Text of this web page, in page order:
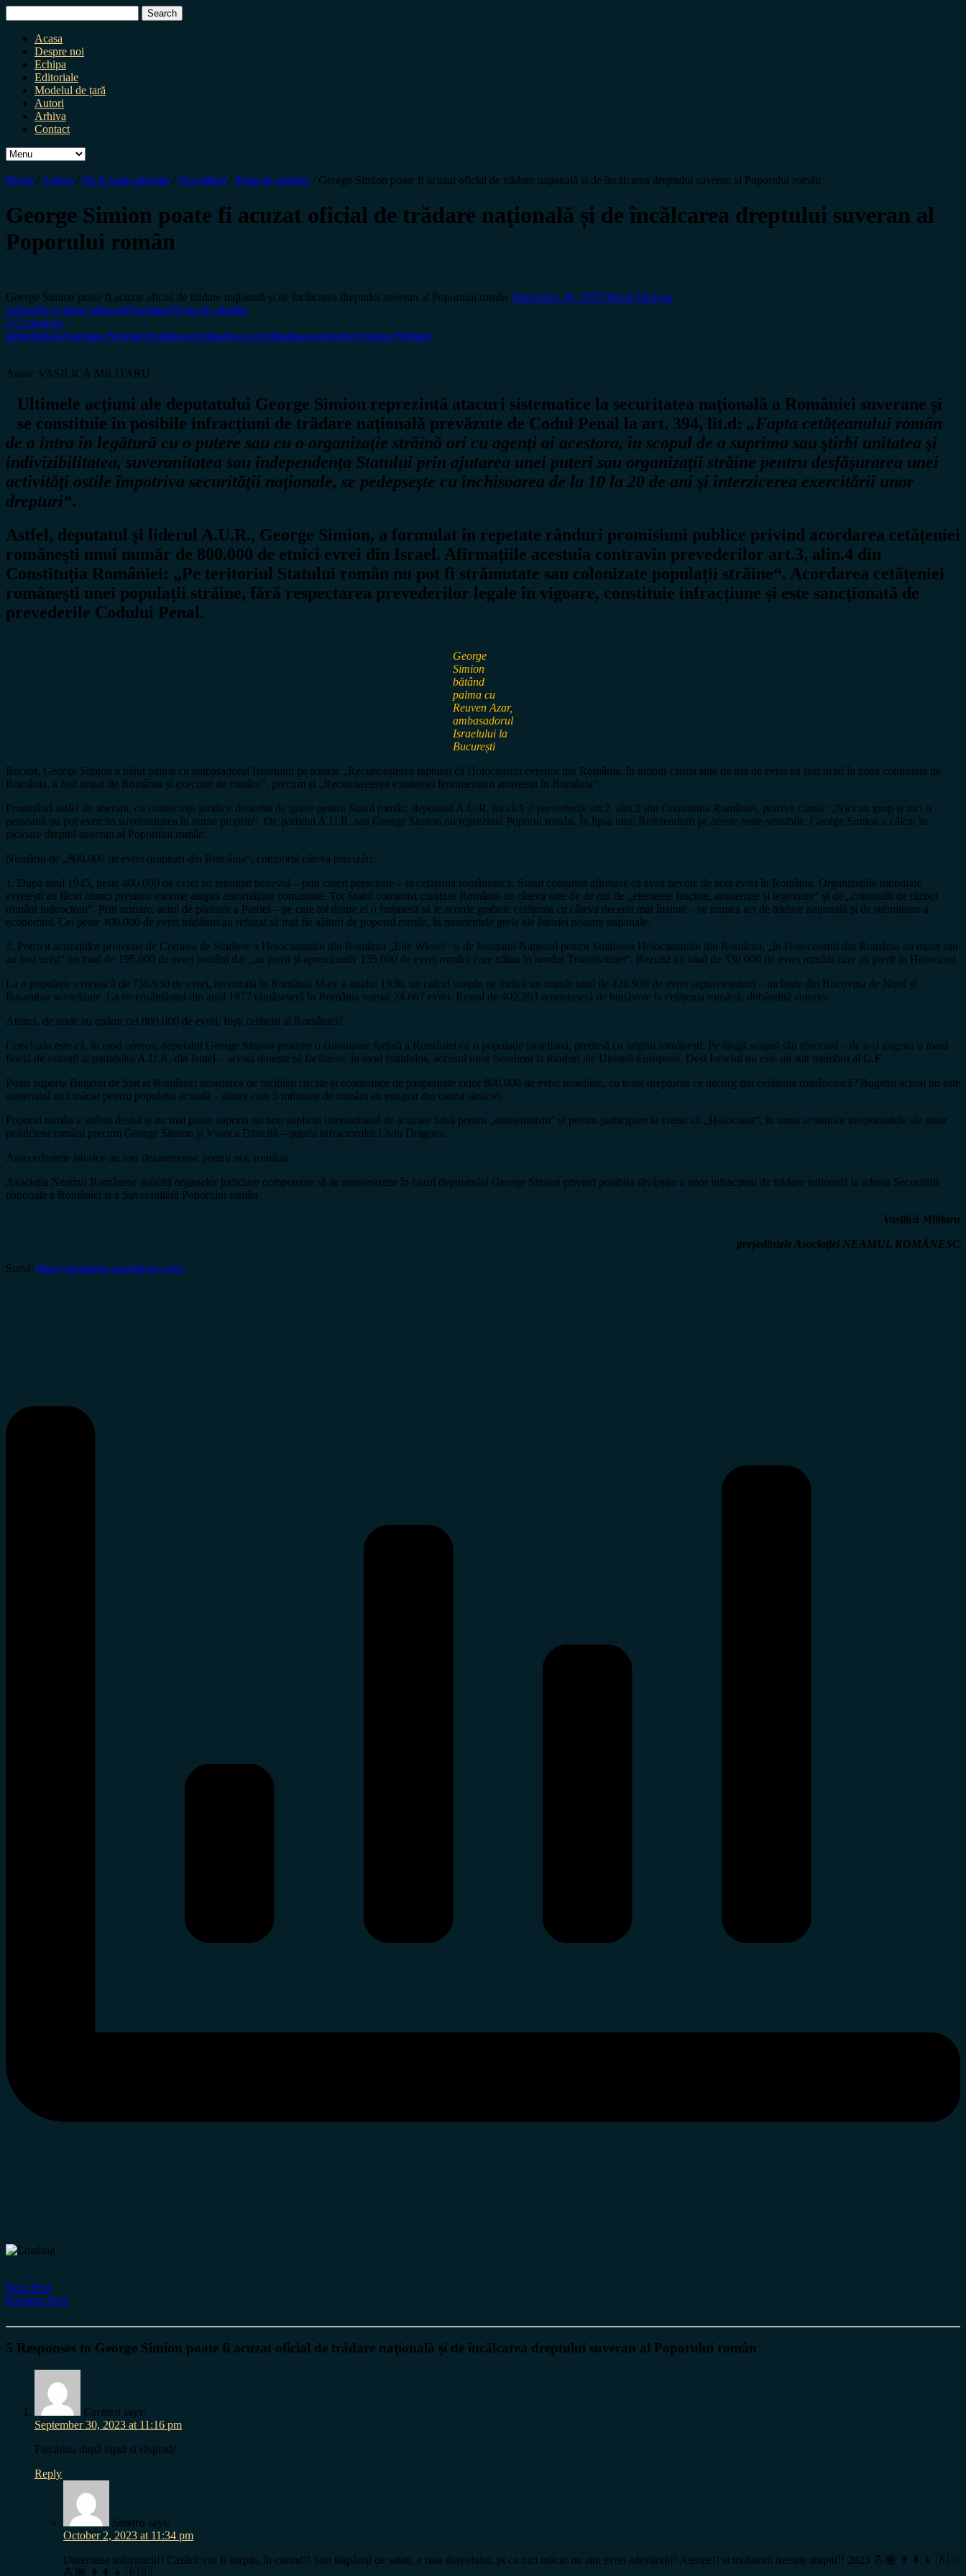
for:
Acasa
Despre noi
Echipa
Editoriale
Modelul de țară
Autori
Arhiva
Contact
Home / Arhiva / De la lume adunate / Dezvăluiri / Tema de gândire / George Simion poate fi acuzat oficial de trădare naţională și de încălcarea dreptului suveran al Poporului român
George Simion poate fi acuzat oficial de trădare naţională și de încălcarea dreptului suveran al
Poporului român
George Simion poate fi acuzat oficial de trădare naţională și de încălcarea dreptului suveran al Poporului român September 28, 2023 Miron Manega
ArhivaDe la lume adunateDezvăluiriTema de gândire
5 Comments
antisemitismAsociația Neamul Românesccertitudinea.rocertitudinea.roortodoxVasilică Militaru
Autor: VASILICĂ MILITARU
Ultimele acţiuni ale deputatului George Simion reprezintă atacuri sistematice la securitatea națională a României suverane și
se constituie în posibile infracţiuni de trădare naţională prevăzute de Codul Penal la art. 394, lit.d: „Fapta cetăţeanului român
de a intra în legătură cu o putere sau cu o organizaţie străină ori cu agenţi ai acestora, în scopul de a suprima sau ştirbi unitatea şi
indivizibilitatea, suveranitatea sau independenţa Statului prin ajutarea unei puteri sau organizaţii străine pentru desfăşurarea unei
activităţi ostile împotriva securităţii naţionale, se pedepseşte cu închisoarea de la 10 la 20 de ani şi interzicerea exercitării unor
drepturi“.
Astfel, deputatul și liderul A.U.R., George Simion, a formulat în repetate rânduri promisiuni publice privind acordarea cetățeniei
românești unui număr de 800.000 de etnici evrei din Israel. Afirmațiile acestuia contravin prevederilor art.3, alin.4 din
Constituția României: „Pe teritoriul Statului român nu pot fi strămutate sau colonizate populații străine“. Acordarea cetățeniei
românești unei populații străine, fără respectarea prevederilor legale în vigoare, constituie infracțiune și este sancționată de
prevederile Codului Penal.
George
Simion
bătând
palma cu
Reuven Azar,
ambasadorul
Israelului la
București
Recent, George Simion a bătut palma cu ambasadorul Israelului pe temele „Recunoașterea faptului că Holocaustul evreilor din România, în timpul căruia sute de mii de evrei au fost uciși în zona controlată de
România, a fost inițiat de România și executat de români“, precum și „Recunoașterea existenței fenomenului antisemit în România“.
Promițând astfel de aberații, cu consecințe juridice deosebit de grave pentru Statul român, deputatul A.U.R. încalcă și prevederile art.2, alin.2 din Constituția României, potrivit căruia: „Nici un grup și nici o
persoană nu pot exercita suveranitatea în nume propriu“. Or, partidul A.U.R. sau George Simion nu reprezintă Poporul român. În lipsa unui Referendum pe aceste teme sensibile, George Simion a călcat în
picioare dreptul suveran al Poporului român.
Numărul de „800.000 de evrei originari din România“, comportă câteva precizări:
1. După anul 1945, peste 400.000 de evrei au renunțat benevol – prin cereri personale – la cetățenia românească. Statul comunist afirmase că avea nevoie de acei evrei în România. Organizațiile mondiale
evreiești au făcut atunci presiuni enorme asupra autorităților comuniste. Tot Statul comunist curățase România de câteva sute de de mii de „elemente fasciste, antisemite și legionare“ și de „criminalii de război
români iudeoctoni“. Prin urmare, actul de părăsire a Patriei – pe care tot dintre ei o forțaseră să le acorde grabnic cetățenia cu câteva decenii mai înainte – se numea act de trădare națională și de subminare a
economiei. Cei peste 400.000 de evrei trădători au refuzat să mai fie alături de poporul român, în momentele grele ale Istoriei noastre naționale.
2. Potrivit acuzațiilor proferate de Comisia de Studiere a Holocaustului din România „Elie Wiesel“ și de Institutul Național pentru Studierea Holocaustului din România, „în Holocaustul din România au murit sau
au fost uciși“ un total de 195.000 de evrei români dar „au pierit și aproximativ 135.000 de evrei români care trăiau în nordul Transilvaniei“. Rezultă un total de 330.000 de evrei români care au pierit în Holocaust.
La o populație evreiască de 756.930 de evrei, recenzată în România Mare a anului 1930, un calcul simplu ne indică un număr total de 426.930 de evrei supraviețuitori – inclusiv din Bucovina de Nord și
Basarabia sovietizate. La recensământul din anul 1977 rămăseseră în România numai 24.667 evrei. Restul de 402.263 renunțaseră de bunăvoie la cetățenia română, dobândită anterior.
Atunci, de unde au apărut cei 800.000 de evrei, foști cetățeni ai României?
Concluzia este că, în mod oneros, deputatul George Simion promite o colonizare forțată a României cu o populație israeliană, pretinsă cu origini românești. Pe lângă scopul său electoral – de a-și asigura o masă
fidelă de votanți ai partidului A.U.R. din Israel – acesta dorește să faciliteze, în mod fraudulos, accesul unor israelieni la fonduri ale Uniunii Europene. Deși Israelul nu este un stat membru al U.E.
Poate suporta Bugetul de Stat al României acordarea de facilități fiscale și economice de pauperitate celor 800.000 de evrei israelieni, cu toate drepturile ce decurg din cetățenia românească? Bugetul actual nu este
sustenabil nici măcar pentru populația actuală – dintre care 5 milioane de români au emigrat din cauza sărăciei.
Poporul român a suferit destul și nu mai poate suporta un nou supliciu internațional de acuzare falsă pentru „antisemitism“ și pentru participare la vreun alt „Holocaust“, în urma acțiunilor iresponsabile ale unor
politicieni români precum George Simion și Viorica Dăncilă – pupila infractorului Liviu Dragnea.
Antecedentele istorice au fost dezastruoase pentru noi, românii.
Asociația Neamul Românesc solicită organelor judiciare competente să se autosesizeze în cazul deputatului George Simion privind posibila săvârșire a unor infracțiuni de trădare națională la adresa Securității
naționale a României și a Suveranității Poporului român.
Vasilică Militaru
președintele Asociației NEAMUL ROMÂNESC
Sursă: https://neamulro.wordpress.com/
Next Post
Previous Post
5 Responses to George Simion poate fi acuzat oficial de trădare naţională și de încălcarea dreptului suveran al Poporului român
Carmen says:
September 30, 2023 at 11:16 pm
Fiecăruia după faptă și răsplată!
Reply
Sandra says:
October 2, 2023 at 11:34 pm
Dureroase informații!! Cazării vor fi stirpiti, în curind!! Sint stăpâniți de satan, e rasa diavolului, pt ca nici măcar nu sint evrei adevărați!! Atenție!! si tradatorii trebuie stirpiti!! 2023 💪🏾 👨‍👩‍👦 🇷🇴
💪🏾 👨‍👩‍👦 🇷🇴!